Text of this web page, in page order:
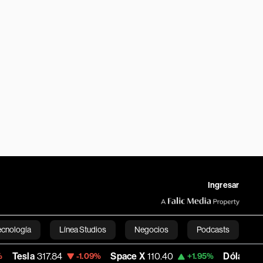
Ingresar
Línea Studios Negocios Podcasts
English
-1.09% Space X 110.40 +1.95% Dólar Oficial - Argentina